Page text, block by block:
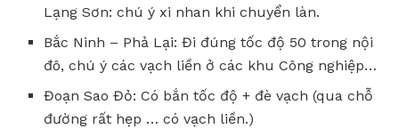
Lạng Sơn: chú ý xi nhan khi chuyển làn.
Bắc Ninh – Phả Lại: Đi đúng tốc độ 50 trong nội
đô, chú ý các vạch liền ở các khu Công nghiệp…
Đoạn Sao Đỏ: Có bắn tốc độ + đè vạch (qua chỗ
đường rất hẹp … có vạch liền.)